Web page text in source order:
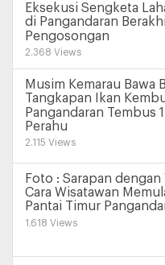
Eksekusi Sengketa
di Pangandaran
Pengosongan
2.368 Views
Musim Kemarau Bawa
Tangkapan Ikan
Pangandaran Tembus
Perahu
2.115 Views
Foto : Sarapan dengan
Cara Wisatawan
Pantai Timur
1.618 Views